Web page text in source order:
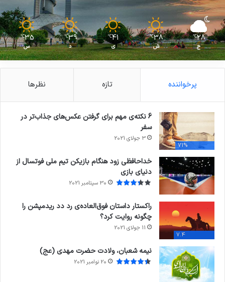
28
℃
ج
38
℃
ش
41
℃
ی
39
℃
د
35
℃
س
پرخواننده تازه نظرها
71%
6 نکته‌ی مهم برای گرفتن عکس‌های جذاب‌تر در
سفر
3 جولای 2021
خداحافظی زود هنگام بازیکن تیم ملی فوتسال از
دنیای بازی
30 سپتامبر 2021
7.4
راکستار داستان فوق‌العاده‌ی رد دد ریدمپشن را
چگونه روایت کرد؟
11 جولای 2021
نیمه شعبان، ولادت حضرت مهدی (عج)
20 نوامبر 2021